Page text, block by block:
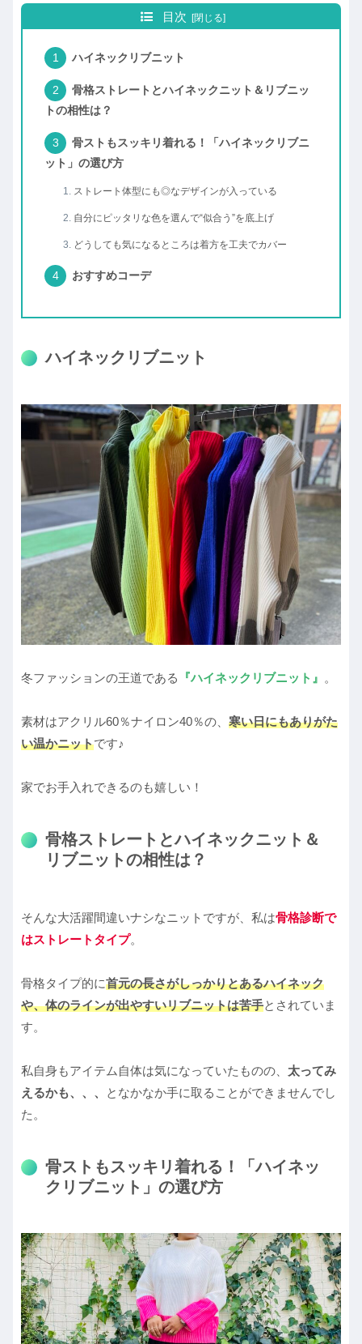
目次
ハイネックリブニット
骨格ストレートとハイネックニット＆リブニッ
トの相性は？
骨ストもスッキリ着れる！「ハイネックリブニ
ット」の選び方
ストレート体型にも◎なデザインが入っている
自分にピッタリな色を選んで“似合う”を底上げ
どうしても気になるところは着方を工夫でカバー
おすすめコーデ
ハイネックリブニット
冬ファッションの王道である 『ハイネックリブニット』 。
素材はアクリル60％ナイロン40％の、 寒い日にもありがた
い温かニットです♪
家でお手入れできるのも嬉しい！
骨格ストレートとハイネックニット＆
リブニットの相性は？
そんな大活躍間違いナシなニットですが、私は骨格診断で
はストレートタイプ。
骨格タイプ的に首元の長さがしっかりとあるハイネック
や、体のラインが出やすいリブニットは苦手とされていま
す。
私自身もアイテム自体は気になっていたものの、 太ってみ
えるかも、、、
となかなか手に取ることができませんでし
た。
骨ストもスッキリ着れる！「ハイネッ
クリブニット」の選び方